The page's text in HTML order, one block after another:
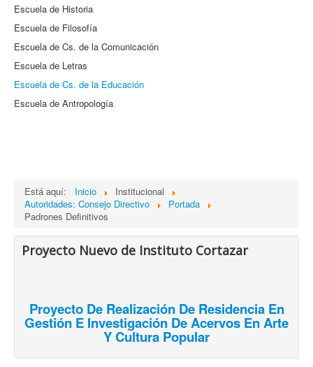
Escuela de Historia
Escuela de Filosofía
Escuela de Cs. de la Comunicación
Escuela de Letras
Escuela de Cs. de la Educación
Escuela de Antropología
Está aquí: Inicio
Institucional
Autoridades: Consejo Directivo
Portada
Padrones Definitivos
Proyecto Nuevo de Instituto Cortazar
Proyecto De Realización De Residencia En
Gestión E Investigación De Acervos En Arte
Y Cultura Popular